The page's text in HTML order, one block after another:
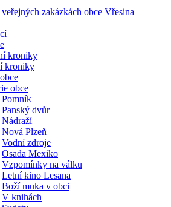
zakázkách obce Vřesina
kroniky
kroniky
obce
Pomník
Panský dvůr
Nádraží
Nová Plzeň
Vodní zdroje
Osada Mexiko
Vzpomínky na válku
Letní kino Lesana
Boží muka v obci
V knihách